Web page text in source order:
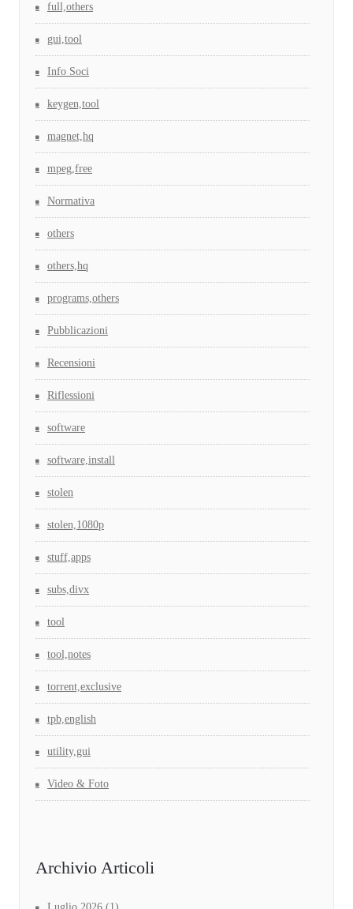
full,others
gui,tool
Info Soci
keygen,tool
magnet,hq
mpeg,free
Normativa
others
others,hq
programs,others
Pubblicazioni
Recensioni
Riflessioni
software
software,install
stolen
stolen,1080p
stuff,apps
subs,divx
tool
tool,notes
torrent,exclusive
tpb,english
utility,gui
Video & Foto
Archivio Articoli